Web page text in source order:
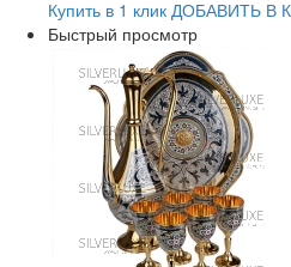
Купить в 1 клик ДОБАВИТЬ В
Быстрый просмотр